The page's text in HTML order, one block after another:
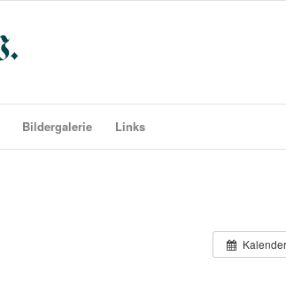
Bildergalerie Links
Kalender